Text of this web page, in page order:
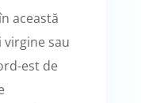
această
sau
est de